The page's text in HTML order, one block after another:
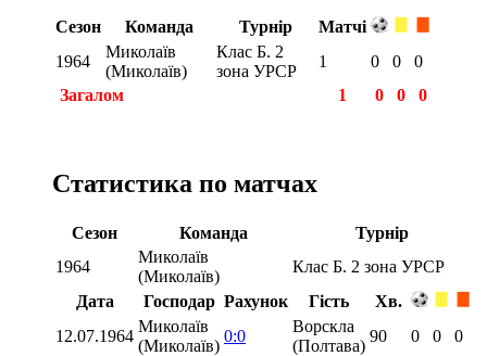
Сезон Команда Турнір
Матчі
1964
Миколаїв
(Миколаїв)
Клас Б. 2
зона УРСР
1 0 0
0
Загалом
1 0 0 0
Статистика по матчах
Сезон Команда
Турнір
1964
Миколаїв
(Миколаїв)
Клас Б. 2 зона УРСР
Дата
Господар Рахунок Гість
Хв.
12.07.1964
Миколаїв
(Миколаїв)
0:0
Ворскла
(Полтава)
90 0 0
0